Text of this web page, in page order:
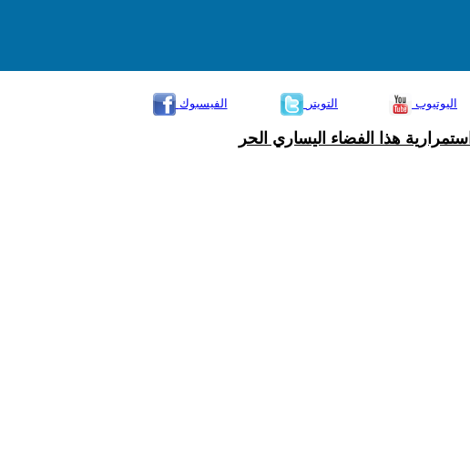
الفيسبوك
التويتر اليوتيوب
هذا الفضاء اليساري الحر